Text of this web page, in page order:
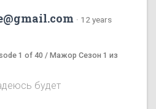
· 12 years
1 of 40 / Мажор Сезон 1 из
будет